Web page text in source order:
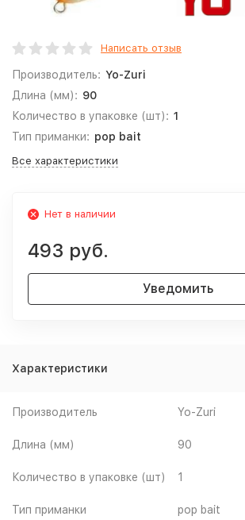
Написать отзыв
Производитель: Yo-Zuri
Длина (мм): 90
Количество в упаковке (шт): 1
Тип приманки: pop bait
Все характеристики
Нет в наличии
493 руб.
Уведомить
Характеристики
Производитель Yo-Zuri
Длина (мм) 90
Количество в упаковке (шт) 1
Тип приманки pop bait